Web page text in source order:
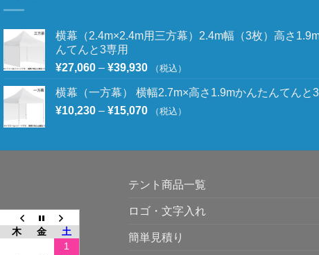
横幕（2.4m×2.4m用三方幕）2.4m幅（3枚）高さ
んてんと3専用
¥27,060 – ¥39,930 （税込）
横幕（一方幕） 横幅2.7m×高さ1.9mかんたんてんと
¥10,230 – ¥15,070 （税込）
木 金
土
1
テント商品一覧
ロゴ・文字入れ
簡単見積り